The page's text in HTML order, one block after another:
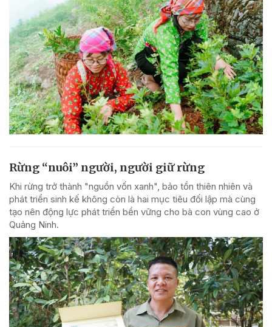
Rừng “nuôi” người, người giữ rừng
Khi rừng trở thành "nguồn vốn xanh", bảo tồn thiên nhiên và
phát triển sinh kế không còn là hai mục tiêu đối lập mà cùng
tạo nên động lực phát triển bền vững cho bà con vùng cao ở
Quảng Ninh.